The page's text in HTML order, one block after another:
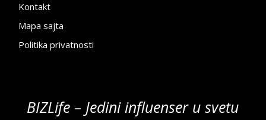
Kontakt
Mapa sajta
Politika privatnosti
BIZLife – Jedini influenser u svetu